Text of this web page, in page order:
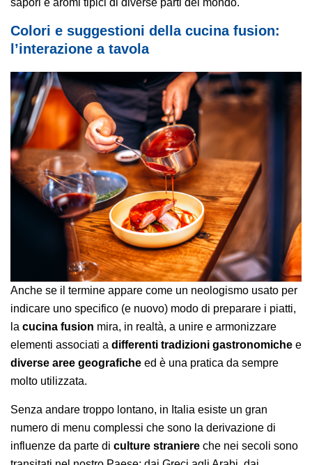
sapori e aromi tipici di diverse parti del mondo.
Colori e suggestioni della cucina fusion:
l’interazione a tavola
Anche se il termine appare come un neologismo usato per
indicare uno specifico (e nuovo) modo di preparare i piatti,
la cucina fusion mira, in realtà, a unire e armonizzare
elementi associati a differenti tradizioni gastronomiche e
diverse aree geografiche ed è una pratica da sempre
molto utilizzata.
Senza andare troppo lontano, in Italia esiste un gran
numero di menu complessi che sono la derivazione di
influenze da parte di culture straniere che nei secoli sono